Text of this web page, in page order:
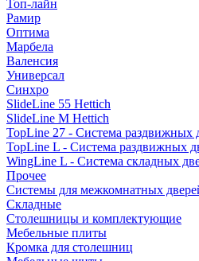
Топ-лайн
Рамир
Оптима
Марбела
Валенсия
Универсал
Синхро
SlideLine 55 Hettich
SlideLine M Hettich
TopLine 27 - Система раздвижных
TopLine L - Система раздвижных
WingLine L - Система складных
Прочее
Системы для межкомнатных
Складные
Столешницы и комплектующие
Мебельные плиты
Кромка для столешниц